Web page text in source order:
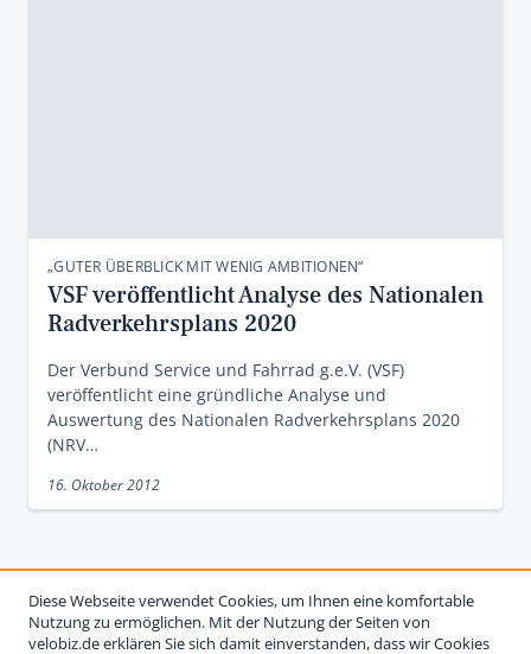
„GUTER ÜBERBLICK MIT WENIG AMBITIONEN“
VSF veröffentlicht Analyse des Nationalen
Radverkehrsplans 2020
Der Verbund Service und Fahrrad g.e.V. (VSF)
veröffentlicht eine gründliche Analyse und
Auswertung des Nationalen Radverkehrsplans 2020
(NRV…
16. Oktober 2012
Diese Webseite verwendet Cookies, um Ihnen eine komfortable
Nutzung zu ermöglichen. Mit der Nutzung der Seiten von
velobiz.de erklären Sie sich damit einverstanden, dass wir Cookies